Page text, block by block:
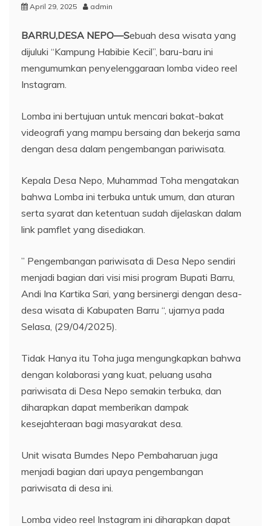
April 29, 2025 admin
BARRU,DESA NEPO—Sebuah desa wisata yang
dijuluki “Kampung Habibie Kecil”, baru-baru ini
mengumumkan penyelenggaraan lomba video reel
Instagram.
Lomba ini bertujuan untuk mencari bakat-bakat
videografi yang mampu bersaing dan bekerja sama
dengan desa dalam pengembangan pariwisata.
Kepala Desa Nepo, Muhammad Toha mengatakan
bahwa Lomba ini terbuka untuk umum, dan aturan
serta syarat dan ketentuan sudah dijelaskan dalam
link pamflet yang disediakan.
” Pengembangan pariwisata di Desa Nepo sendiri
menjadi bagian dari visi misi program Bupati Barru,
Andi Ina Kartika Sari, yang bersinergi dengan desa-
desa wisata di Kabupaten Barru “, ujarnya pada
Selasa, (29/04/2025).
Tidak Hanya itu Toha juga mengungkapkan bahwa
dengan kolaborasi yang kuat, peluang usaha
pariwisata di Desa Nepo semakin terbuka, dan
diharapkan dapat memberikan dampak
kesejahteraan bagi masyarakat desa.
Unit wisata Bumdes Nepo Pembaharuan juga
menjadi bagian dari upaya pengembangan
pariwisata di desa ini.
Lomba video reel Instagram ini diharapkan dapat